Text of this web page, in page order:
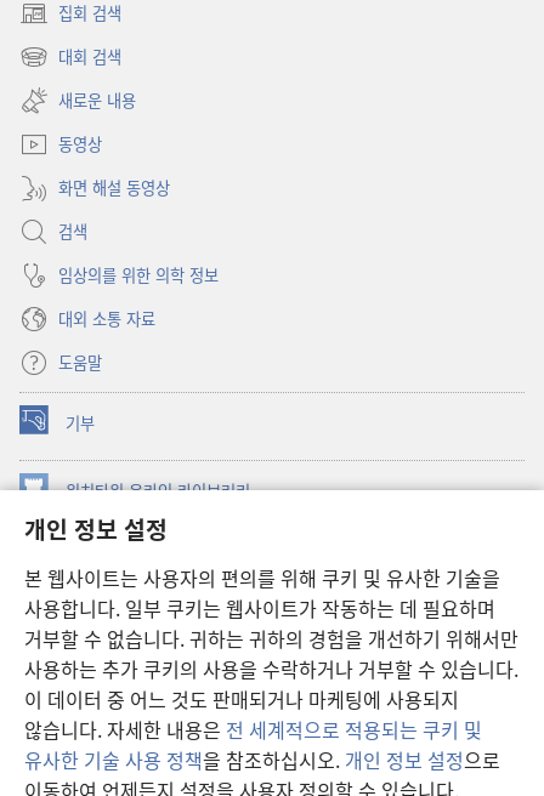
개인 정보 설정
본 웹사이트는 사용자의 편의를 위해 쿠키 및 유사한 기술을
사용합니다. 일부 쿠키는 웹사이트가 작동하는 데 필요하며
거부할 수 없습니다. 귀하는 귀하의 경험을 개선하기 위해서만
사용하는 추가 쿠키의 사용을 수락하거나 거부할 수 있습니다.
이 데이터 중 어느 것도 판매되거나 마케팅에 사용되지
않습니다. 자세한 내용은 전 세계적으로 적용되는 쿠키 및
유사한 기술 사용 정책을 참조하십시오. 개인 정보 설정으로
이동하여 언제든지 설정을 사용자 정의할 수 있습니다.
집회 검색
(새로운
창
대회 검색
(새로운
창
열기)
새로운 내용
동영상
화면 해설 동영상
검색
임상의를 위한 의학 정보
대외 소통 자료
도움말
기부
(새로운
창
열기) 워치타워 온라인 라이브러리
창
JW Hub ®
창
열기) JW 라이브러리
워치타워 라이브러리
Copyright© 2026 Watch Tower Bible and Tract Society of Pennsylvania.